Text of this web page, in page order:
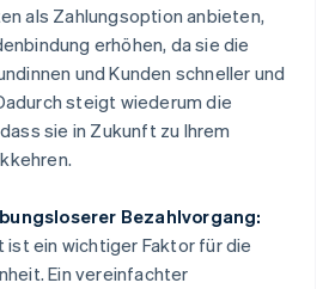
als Zahlungsoption anbieten,
erhöhen, da sie die
und Kunden schneller und
steigt wiederum die
sie in Zukunft zu Ihrem
Bezahlvorgang:
ist ein wichtiger Faktor für die
Ein vereinfachter